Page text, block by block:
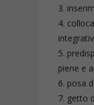
piene e
posa
getto